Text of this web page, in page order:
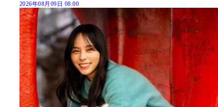
2026年08月09日 08:00